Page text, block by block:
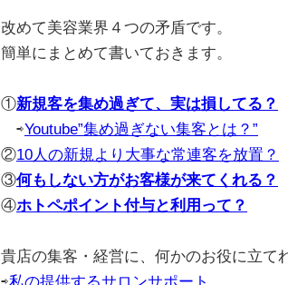
改めて美容業界４つの矛盾です。
簡単にまとめて書いておきます。
①新規客を集め過ぎて、実は損してる？
⇨Youtube”集め過ぎない集客とは？”
②10人の新規より大事な常連客を放置？
③何もしない方がお客様が来てくれる？
④ホトペポイント付与と利用って？
貴店の集客・経営に、何かのお役に立て